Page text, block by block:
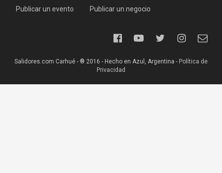
Publicar un evento Publicar un negocio
Salidores.com Carhué - ® 2016 - Hecho en Azul, Argentina - Política de
Privacidad